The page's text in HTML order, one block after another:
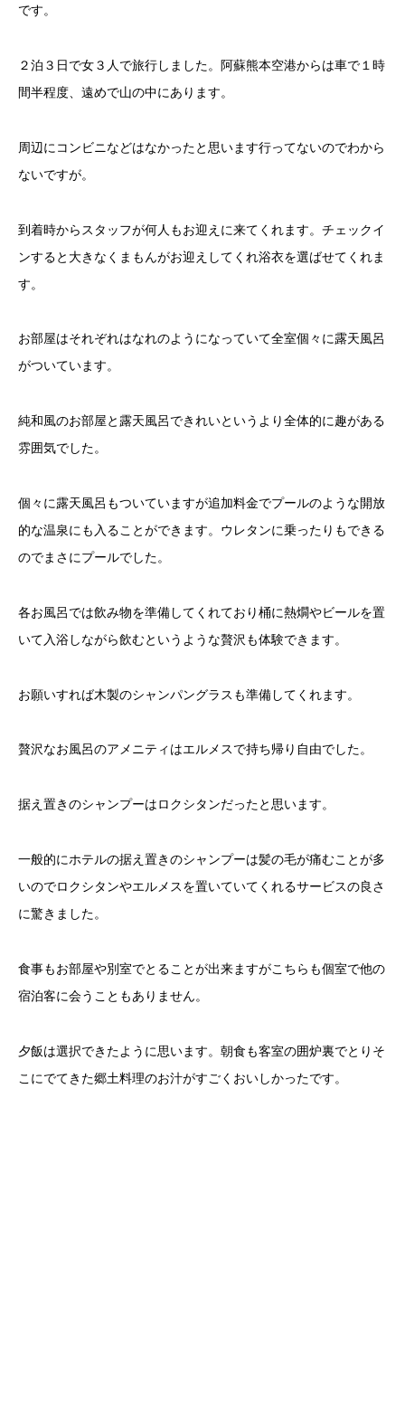
です。
２泊３日で女３人で旅行しました。阿蘇熊本空港からは車で１時
間半程度、遠めで山の中にあります。
周辺にコンビニなどはなかったと思います行ってないのでわから
ないですが。
到着時からスタッフが何人もお迎えに来てくれます。チェックイ
ンすると大きなくまもんがお迎えしてくれ浴衣を選ばせてくれま
す。
お部屋はそれぞれはなれのようになっていて全室個々に露天風呂
がついています。
純和風のお部屋と露天風呂できれいというより全体的に趣がある
雰囲気でした。
個々に露天風呂もついていますが追加料金でプールのような開放
的な温泉にも入ることができます。ウレタンに乗ったりもできる
のでまさにプールでした。
各お風呂では飲み物を準備してくれており桶に熱燗やビールを置
いて入浴しながら飲むというような贅沢も体験できます。
お願いすれば木製のシャンパングラスも準備してくれます。
贅沢なお風呂のアメニティはエルメスで持ち帰り自由でした。
据え置きのシャンプーはロクシタンだったと思います。
一般的にホテルの据え置きのシャンプーは髪の毛が痛むことが多
いのでロクシタンやエルメスを置いていてくれるサービスの良さ
に驚きました。
食事もお部屋や別室でとることが出来ますがこちらも個室で他の
宿泊客に会うこともありません。
夕飯は選択できたように思います。朝食も客室の囲炉裏でとりそ
こにでてきた郷土料理のお汁がすごくおいしかったです。